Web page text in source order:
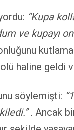
“Kupa
ve
haline geldi
söylemişti:
. Ancak